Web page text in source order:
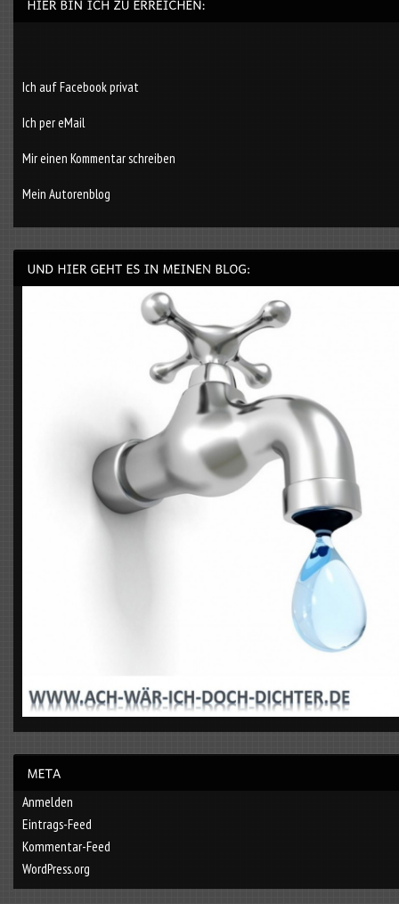
Ich auf Facebook privat
Ich per eMail
Mir einen Kommentar schreiben
Mein Autorenblog
Anmelden
Eintrags-Feed
Kommentar-Feed
WordPress.org